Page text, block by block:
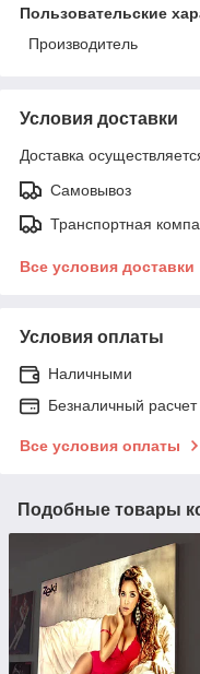
Пользовательские
Производитель
Условия доставки
Доставка
Самовывоз
Транспортная
Все условия доставки
Условия оплаты
Наличными
Безналичный расчет
Все условия оплаты
Подобные товары